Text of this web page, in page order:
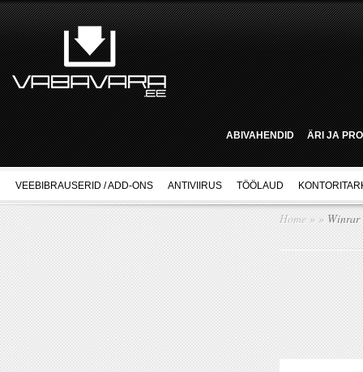
ABIVAHENDID ÄRI JA
VEEBIBRAUSERID / ADD-ONS ANTIVIIRUS TÖÖLAUD
Home » » Winrar